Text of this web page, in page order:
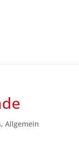
,Allgemein